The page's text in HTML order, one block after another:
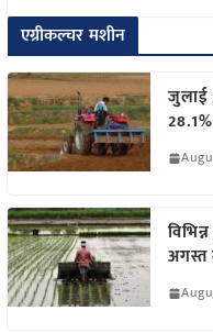
एग्रीकल्चर मशीन
जुलाई
अगस्त